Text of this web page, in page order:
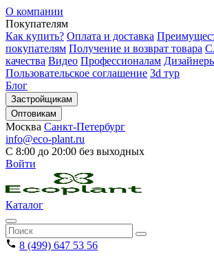
О компании
Покупателям
Как купить? Оплата и доставка
покупателям Получение и возврат товара
качества Видео Профессионалам
Пользовательское соглашение 3d тур
Блог
Застройщикам
Оптовикам
Москва Санкт-Петербург
info@eco-plant.ru
С 8:00 до 20:00 без выходных
Войти
Каталог
8 (499) 647 53 56